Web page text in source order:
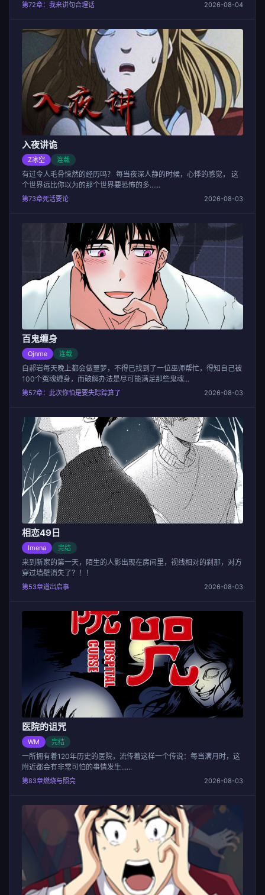
第72章：我来讲句合理话 2026-08-04
入夜讲诡
Z冰空 连载
有过令人毛骨悚然的经历吗？ 每当夜深人静的时候，心悸的感觉， 这
个世界远比你以为的那个世界要恐怖的多......
第73章死活要论 2026-08-03
百鬼缠身
Ojnme 连载
白郝岩每天晚上都会做噩梦，不得已找到了一位巫师帮忙，得知自己被
100个冤魂缠身，而破解办法是尽可能满足那些鬼魂...
第57章：此次你怕是要失踪踪算了 2026-08-03
相恋49日
Imena 完结
来到新家的第一天，陌生的人影出现在房间里，视线相对的刹那，对方
穿过墙壁消失了？！！
第53章道出启事 2026-08-03
医院的诅咒
WM 完结
一所拥有着120年历史的医院，流传着这样一个传说：每当满月时，这
附近都会有非常可怕的事情发生......
第83章燃烧与照亮 2026-08-03